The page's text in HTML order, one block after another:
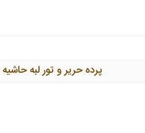
پرده حریر و تور لبه